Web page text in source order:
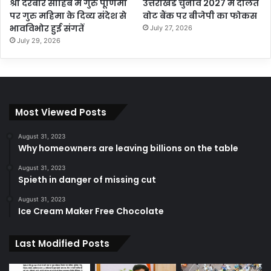
श्री दरबार साहिब में गुरु पूर्णिमा
पर गुरु महिमा के दिव्य संदेश से
भावविभोर हुई संगतें
July 29, 2026
उत्तराखंड चुनाव 2027 में दलित
वोट बैंक पर बीजेपी का फोकस
July 27, 2026
Most Viewed Posts
August 31, 2023
Why homeowners are leaving billions on the table
August 31, 2023
Spieth in danger of missing cut
August 31, 2023
Ice Cream Maker Free Chocolate
Last Modified Posts